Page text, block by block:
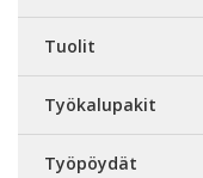
Tuolit
Työkalupakit
Työpöydät